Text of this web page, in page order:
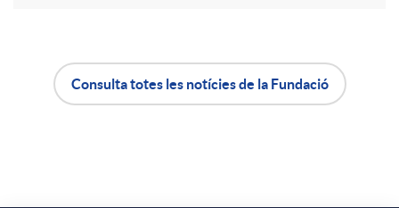
Consulta totes les notícies de la Fundació